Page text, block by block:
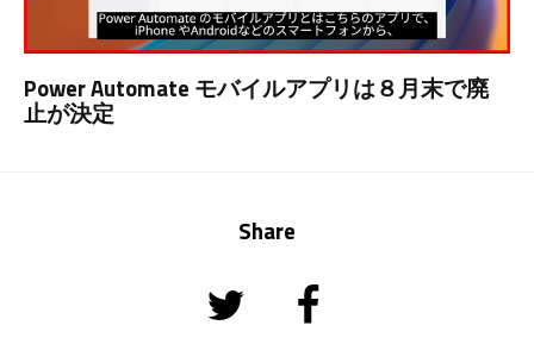
Power Automate モバイルアプリは８月末で廃
止が決定
Share